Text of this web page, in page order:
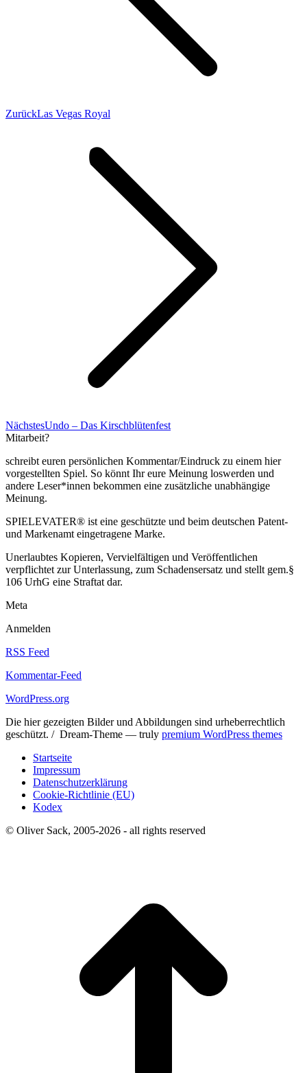
ZurückVorheriger
Las Vegas Royal
NächstesNächster
Beitrag:
Undo – Das Kirschblütenfest
Mitarbeit?
schreibt euren persönlichen Kommentar/Eindruck zu einem hier
vorgestellten Spiel. So könnt Ihr eure Meinung loswerden und
andere Leser*innen bekommen eine zusätzliche unabhängige
Meinung.
SPIELEVATER® ist eine geschützte und beim deutschen Patent-
und Markenamt eingetragene Marke.
Unerlaubtes Kopieren, Vervielfältigen und Veröffentlichen
verpflichtet zur Unterlassung, zum Schadensersatz und stellt gem.§
106 UrhG eine Straftat dar.
Meta
Anmelden
RSS Feed
Kommentar-Feed
WordPress.org
Die hier gezeigten Bilder und Abbildungen sind urheberrechtlich
geschützt. / Dream-Theme — truly premium WordPress themes
Startseite
Impressum
Datenschutzerklärung
Cookie-Richtlinie (EU)
Kodex
© Oliver Sack, 2005-2026 - all rights reserved